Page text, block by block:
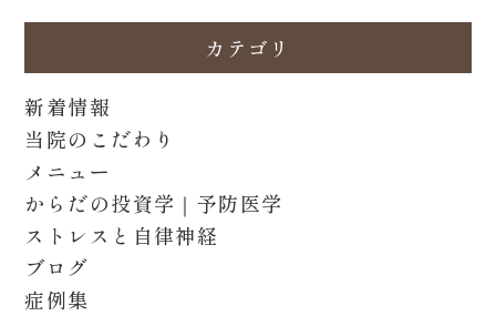
カテゴリ
新着情報
当院のこだわり
メニュー
からだの投資学｜予防医学
ストレスと自律神経
ブログ
症例集